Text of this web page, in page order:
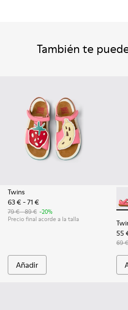
También te
Twins
63 € - 71 €
79 € - 89 € -20%
Precio final acorde a la talla
Añadir
55
69 €